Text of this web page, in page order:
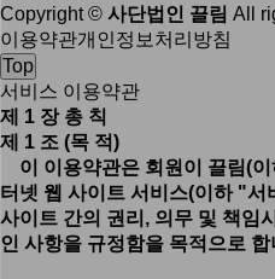
Copyright © 사단법인 끌림 All
이용약관개인정보처리방침
Top
서비스 이용약관
제 1 장 총 칙
제 1 조 (목 적)
이 이용약관은 회원이 끌림(
터넷 웹 사이트 서비스(이하 "
사이트 간의 권리, 의무 및 책임
인 사항을 규정함을 목적으로 합